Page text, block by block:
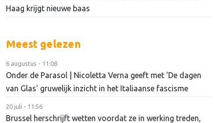
Haag krijgt nieuwe baas
Meest gelezen
6 augustus - 11:08
Onder de Parasol | Nicoletta Verna geeft met 'De dagen
van Glas' gruwelijk inzicht in het Italiaanse fascisme
20 juli - 11:56
Brussel herschrijft wetten voordat ze in werking treden,